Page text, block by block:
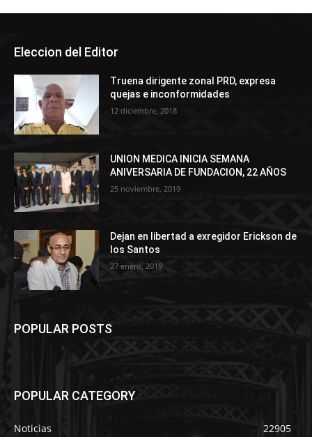
Eleccion del Editor
Truena dirigente zonal PRD, expresa
quejas e inconformidades
12 diciembre, 2018
UNION MEDICA INICIA SEMANA
ANIVERSARIA DE FUNDACION, 22 AÑOS
25 noviembre, 2019
Dejan en libertad a exregidor Erickson de
los Santos
27 enero, 2019
POPULAR POSTS
POPULAR CATEGORY
Noticias
22905